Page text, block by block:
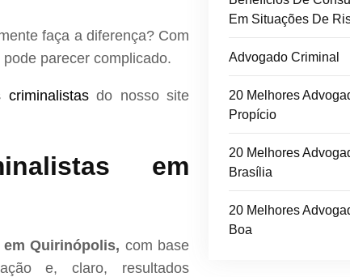
faça a diferença? Com
parecer complicado.
criminalistasdo nosso site
em
Quirinópolis, com base
e, claro, resultados
Em Situações De
Advogado Criminal
20 Melhores
Propício
20 Melhores
Brasília
20 Melhores
Boa